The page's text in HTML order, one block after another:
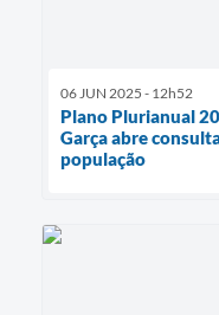
06 JUN 2025 - 12h52
Plano Plurianual
Garça abre
população